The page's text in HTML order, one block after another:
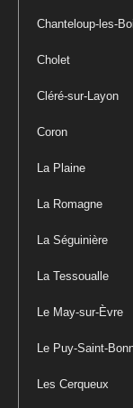
Chanteloup-les-
Cholet
Cléré-sur-Layon
Coron
La Plaine
La Romagne
La Séguinière
La Tessoualle
Le May-sur-Èvre
Le Puy-Saint-
Les Cerqueux